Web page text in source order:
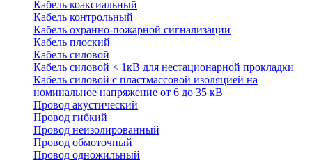
Кабель коаксиальный
Кабель контрольный
Кабель охранно-пожарной сигнализации
Кабель плоский
Кабель силовой
Кабель силовой < 1кВ для нестационарной прокладки
Кабель силовой с пластмассовой изоляцией на
номинальное напряжение от 6 до 35 кВ
Провод акустический
Провод гибкий
Провод неизолированный
Провод обмоточный
Провод одножильный